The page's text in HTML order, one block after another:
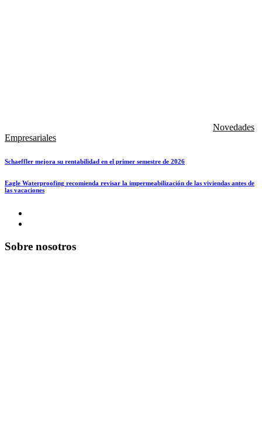
Novedades
Empresariales
Schaeffler mejora su rentabilidad en el primer semestre de 2026
Eagle Waterproofing recomienda revisar la impermeabilización de las viviendas antes de
las vacaciones
Sobre nosotros